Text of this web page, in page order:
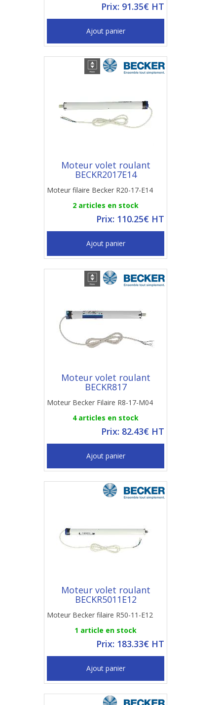
Prix: 91.35€ HT
Ajout panier
Moteur volet roulant
BECKR2017E14
Moteur filaire Becker R20-17-E14
2 articles en stock
Prix: 110.25€ HT
Ajout panier
Moteur volet roulant
BECKR817
Moteur Becker Filaire R8-17-M04
4 articles en stock
Prix: 82.43€ HT
Ajout panier
Moteur volet roulant
BECKR5011E12
Moteur Becker filaire R50-11-E12
1 article en stock
Prix: 183.33€ HT
Ajout panier